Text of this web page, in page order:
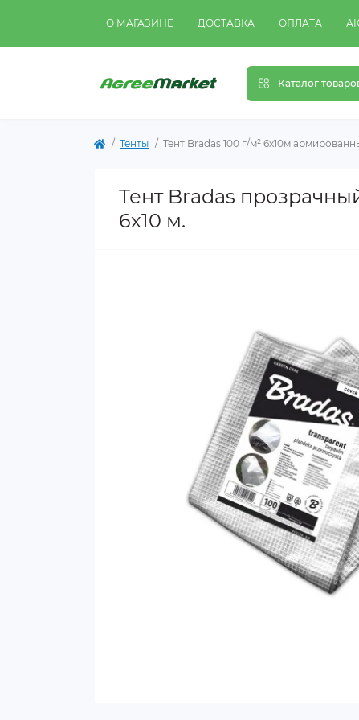
О МАГАЗИНЕ ДОСТАВКА ОПЛАТА
Каталог
Тенты Тент Bradas 100 г/м² 6х10м
Тент Bradas
6х10 м.